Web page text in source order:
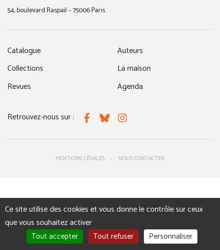
54, boulevard Raspail – 75006 Paris
Catalogue
Collections
Revues
Auteurs
La maison
Agenda
Retrouvez-nous sur : FacebookBlueskyInstagram
MENTIONS LÉGALES NOUS CONTACTER
Ce site utilise des cookies et vous donne le contrôle sur ceux
que vous souhaitez activer
Tout accepter
Tout refuser Personnaliser